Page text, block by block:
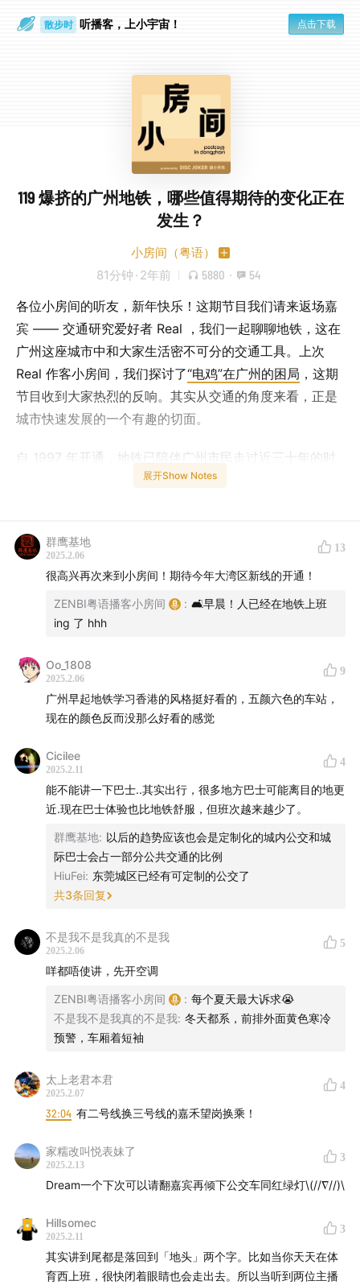
散步时
通勤路上
听播客，上小宇宙！ 点击下载
119 爆挤的广州地铁，哪些值得期待的变化正在
发生？
小房间（粤语）
81分钟 · 2年前 5880 · 54
各位小房间的听友，新年快乐！这期节目我们请来返场嘉
宾 —— 交通研究爱好者 Real ，我们一起聊聊地铁，这在
广州这座城市中和大家生活密不可分的交通工具。上次
Real 作客小房间，我们探讨了“电鸡”在广州的困局 ，这期
节目收到大家热烈的反响。其实从交通的角度来看，正是
城市快速发展的一个有趣的切面。
自 1997 年开通，地铁已陪伴广州市民走过近三十年的时
间。作为曾长期居住在关键站点“体育西”边上的居民，我
必当然是有经验也有教训。
2025 年，大湾区将迎来第十五届全运会，广州亦将成为
开幕式的举办城市。在全运会的背景下，广州地铁也将在
今年内陆续迎来多条线路的开通（参考：
线，今年有望开通！
我们的生活什么值得期待的新变化呢？
（广州、佛山轨道交通规划线路图 2030，图源：微博@
乐天派zhz）
1:14:24提到的 APP：地铁通（MetroMan）
1:17:38地铁一号线 - 东山少爷
* 嘉宾：Real
* 主持：Trace、Zenbi
* 制作名单
展开Show Notes
群鹰基地
2025.2.06
13
很高兴再次来到小房间！期待今年大湾区新线的开通！
ZENBI粤语播客小房间 : 🛋早晨！人已经在地铁上班
ing 了 hhh
Oo_1808
2025.2.06
9
广州早起地铁学习香港的风格挺好看的，五颜六色的车站，
现在的颜色反而没那么好看的感觉
Cicilee
2025.2.11
4
能不能讲一下巴士..其实出行，很多地方巴士可能离目的地更
近.现在巴士体验也比地铁舒服，但班次越来越少了。
群鹰基地: 以后的趋势应该也会是定制化的城内公交和城
际巴士会占一部分公共交通的比例
HiuFei: 东莞城区已经有可定制的公交了
共3条回复
不是我不是我真的不是我
2025.2.06
5
咩都唔使讲，先开空调
ZENBI粤语播客小房间 : 每个夏天最大诉求😭
不是我不是我真的不是我: 冬天都系，前排外面黄色寒冷
预警，车厢着短袖
太上老君本君
2025.2.07
4
32:04 有二号线换三号线的嘉禾望岗换乘！
家糯改叫悦表妹了
2025.2.13
3
Dream一个下次可以请翻嘉宾再倾下公交车同红绿灯\(//∇//)\
Hillsomec
2025.2.11
3
其实讲到尾都是落回到「地头」两个字。比如当你天天在体
育西上班，很快闭着眼睛也会走出去。所以当听到两位主播